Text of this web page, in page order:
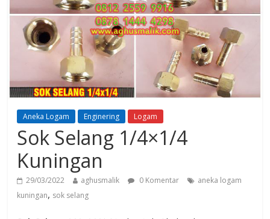
Aneka Logam Enginering Logam
Sok Selang 1/4×1/4
Kuningan
29/03/2022 aghusmalik 0 Komentar
aneka logam
kuningan, sok selang